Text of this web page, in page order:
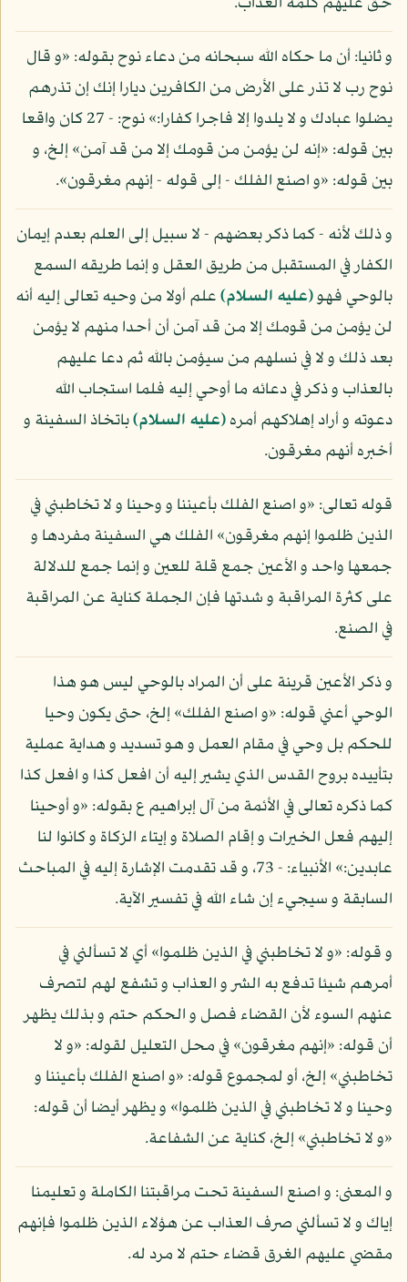
و ثانيا: أن ما حكاه الله سبحانه من دعاء نوح بقوله: «و قال
نوح رب لا تذر على الأرض من الكافرين ديارا إنك إن تذرهم
يضلوا عبادك و لا يلدوا إلا فاجرا كفارا:» نوح: - 27 كان واقعا
بين قوله: «إنه لن يؤمن من قومك إلا من قد آمن» إلخ، و
بين قوله: «و اصنع الفلك - إلى قوله - إنهم مغرقون».
و ذلك لأنه - كما ذكر بعضهم - لا سبيل إلى العلم بعدم إيمان
الكفار في المستقبل من طريق العقل و إنما طريقه السمع
بالوحي فهو(عليه السلام)علم أولا من وحيه تعالى إليه أنه
لن يؤمن من قومك إلا من قد آمن أن أحدا منهم لا يؤمن
بعد ذلك و لا في نسلهم من سيؤمن بالله ثم دعا عليهم
بالعذاب و ذكر في دعائه ما أوحي إليه فلما استجاب الله
دعوته و أراد إهلاكهم أمره(عليه السلام)باتخاذ السفينة و
أخبره أنهم مغرقون.
قوله تعالى: «و اصنع الفلك بأعيننا و وحينا و لا تخاطبني في
الذين ظلموا إنهم مغرقون» الفلك هي السفينة مفردها و
جمعها واحد و الأعين جمع قلة للعين و إنما جمع للدلالة
على كثرة المراقبة و شدتها فإن الجملة كناية عن المراقبة
في الصنع.
و ذكر الأعين قرينة على أن المراد بالوحي ليس هو هذا
الوحي أعني قوله: «و اصنع الفلك» إلخ، حتى يكون وحيا
للحكم بل وحي في مقام العمل و هو تسديد و هداية عملية
بتأييده بروح القدس الذي يشير إليه أن افعل كذا و افعل كذا
كما ذكره تعالى في الأئمة من آل إبراهيم ع بقوله: «و أوحينا
إليهم فعل الخيرات و إقام الصلاة و إيتاء الزكاة و كانوا لنا
عابدين:» الأنبياء: - 73، و قد تقدمت الإشارة إليه في المباحث
السابقة و سيجيء إن شاء الله في تفسير الآية.
و قوله: «و لا تخاطبني في الذين ظلموا» أي لا تسألني في
أمرهم شيئا تدفع به الشر و العذاب و تشفع لهم لتصرف
عنهم السوء لأن القضاء فصل و الحكم حتم و بذلك يظهر
أن قوله: «إنهم مغرقون» في محل التعليل لقوله: «و لا
تخاطبني» إلخ، أو لمجموع قوله: «و اصنع الفلك بأعيننا و
وحينا و لا تخاطبني في الذين ظلموا» و يظهر أيضا أن قوله:
«و لا تخاطبني» إلخ، كناية عن الشفاعة.
و المعنى: و اصنع السفينة تحت مراقبتنا الكاملة و تعليمنا
إياك و لا تسألني صرف العذاب عن هؤلاء الذين ظلموا فإنهم
مقضي عليهم الغرق قضاء حتم لا مرد له.